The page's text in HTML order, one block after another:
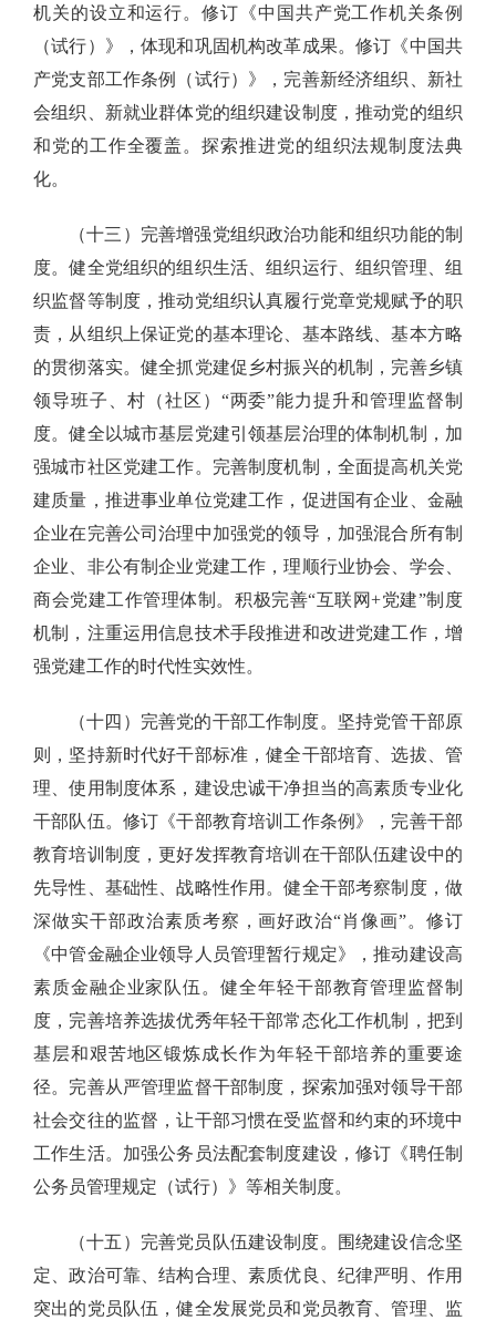
机关的设立和运行。修订《中国共产党工作机关条例
（试行）》，体现和巩固机构改革成果。修订《中国共
产党支部工作条例（试行）》，完善新经济组织、新社
会组织、新就业群体党的组织建设制度，推动党的组织
和党的工作全覆盖。探索推进党的组织法规制度法典
化。
（十三）完善增强党组织政治功能和组织功能的制
度。健全党组织的组织生活、组织运行、组织管理、组
织监督等制度，推动党组织认真履行党章党规赋予的职
责，从组织上保证党的基本理论、基本路线、基本方略
的贯彻落实。健全抓党建促乡村振兴的机制，完善乡镇
领导班子、村（社区）“两委”能力提升和管理监督制
度。健全以城市基层党建引领基层治理的体制机制，加
强城市社区党建工作。完善制度机制，全面提高机关党
建质量，推进事业单位党建工作，促进国有企业、金融
企业在完善公司治理中加强党的领导，加强混合所有制
企业、非公有制企业党建工作，理顺行业协会、学会、
商会党建工作管理体制。积极完善“互联网+党建”制度
机制，注重运用信息技术手段推进和改进党建工作，增
强党建工作的时代性实效性。
（十四）完善党的干部工作制度。坚持党管干部原
则，坚持新时代好干部标准，健全干部培育、选拔、管
理、使用制度体系，建设忠诚干净担当的高素质专业化
干部队伍。修订《干部教育培训工作条例》，完善干部
教育培训制度，更好发挥教育培训在干部队伍建设中的
先导性、基础性、战略性作用。健全干部考察制度，做
深做实干部政治素质考察，画好政治“肖像画”。修订
《中管金融企业领导人员管理暂行规定》，推动建设高
素质金融企业家队伍。健全年轻干部教育管理监督制
度，完善培养选拔优秀年轻干部常态化工作机制，把到
基层和艰苦地区锻炼成长作为年轻干部培养的重要途
径。完善从严管理监督干部制度，探索加强对领导干部
社会交往的监督，让干部习惯在受监督和约束的环境中
工作生活。加强公务员法配套制度建设，修订《聘任制
公务员管理规定（试行）》等相关制度。
（十五）完善党员队伍建设制度。围绕建设信念坚
定、政治可靠、结构合理、素质优良、纪律严明、作用
突出的党员队伍，健全发展党员和党员教育、管理、监